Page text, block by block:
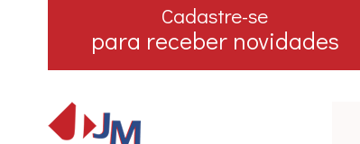
Cadastre-se
para receber novidades